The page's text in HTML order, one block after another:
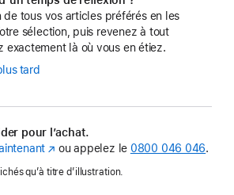
de tous vos articles préférés en les
sélection, puis revenez à tout
exactement là où vous en étiez.
tard
pour l’achat.
(s’ouvre
une
ou appelez le 0800 046 046.
qu’à titre d’illustration.